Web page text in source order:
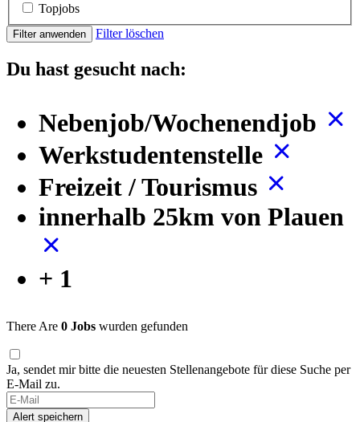
Topjobs
Filter anwenden Filter löschen
Du hast gesucht nach:
Nebenjob/Wochenendjob
Werkstudentenstelle
Freizeit / Tourismus
innerhalb 25km von Plauen
+ 1
There Are 0 Jobs wurden gefunden
Ja, sendet mir bitte die neuesten Stellenangebote für diese Suche per
E-Mail zu.
Alert speichern